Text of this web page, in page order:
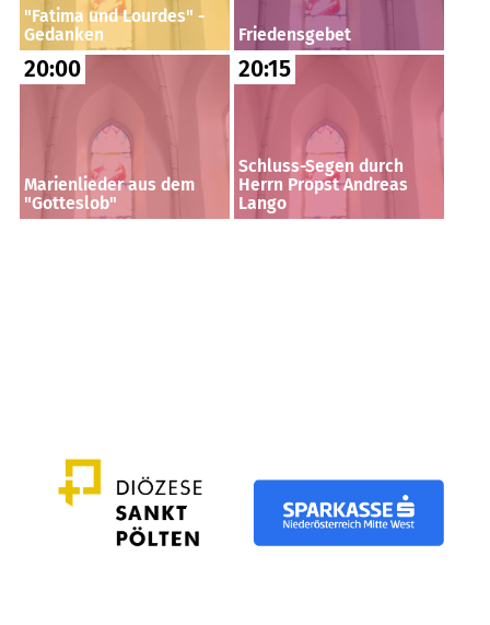
"Fatima und Lourdes" -
Gedanken
Friedensgebet
20:00
Marienlieder aus dem
"Gotteslob"
20:15
Schluss-Segen durch
Herrn Propst Andreas
Lango